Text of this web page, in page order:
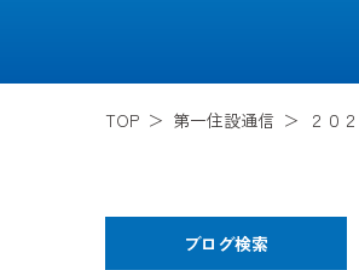
TOP 第一住設通信 ２０
ブログ検索